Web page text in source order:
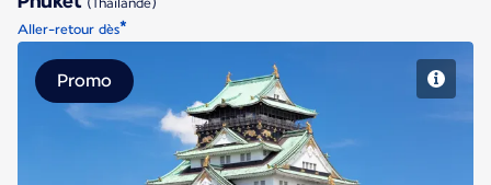
(Thaïlande)
Aller-retour dès*
Région d'Osaka et Kyoto
Promo